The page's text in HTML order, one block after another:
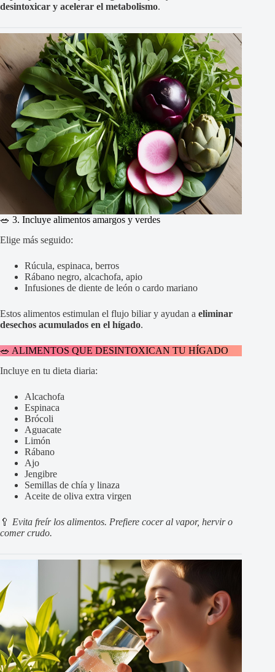
desintoxicar y acelerar el metabolismo.
🥗 3. Incluye alimentos amargos y verdes
Elige más seguido:
Rúcula, espinaca, berros
Rábano negro, alcachofa, apio
Infusiones de diente de león o cardo mariano
Estos alimentos estimulan el flujo biliar y ayudan a eliminar
desechos acumulados en el hígado.
🥗 ALIMENTOS QUE DESINTOXICAN TU HÍGADO
Incluye en tu dieta diaria:
Alcachofa
Espinaca
Brócoli
Aguacate
Limón
Rábano
Ajo
Jengibre
Semillas de chía y linaza
Aceite de oliva extra virgen
🥄 Evita freír los alimentos. Prefiere cocer al vapor, hervir o
comer crudo.